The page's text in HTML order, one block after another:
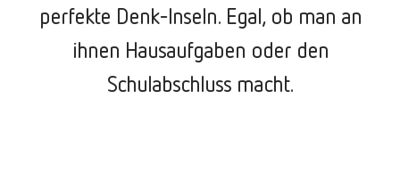
perfekte Denk-Inseln. Egal, ob man an
ihnen Hausaufgaben oder den
Schulabschluss macht.